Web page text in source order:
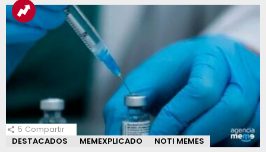
5 Compartir
DESTACADOS
MEMEXPLICADO NOTI MEMES